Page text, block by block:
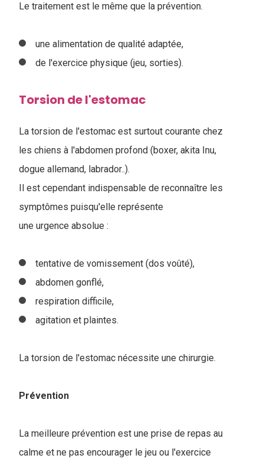
Le traitement est le même que la prévention.
une alimentation de qualité adaptée,
de l'exercice physique (jeu, sorties).
Torsion de l'estomac
La torsion de l'estomac est surtout courante chez
les chiens à l'abdomen profond (boxer, akita Inu,
dogue allemand, labrador..).
Il est cependant indispensable de reconnaître les
symptômes puisqu'elle représente
une urgence absolue :
tentative de vomissement (dos voûté),
abdomen gonflé,
respiration difficile,
agitation et plaintes.
La torsion de l'estomac nécessite une chirurgie.
Prévention
La meilleure prévention est une prise de repas au
calme et ne pas encourager le jeu ou l'exercice